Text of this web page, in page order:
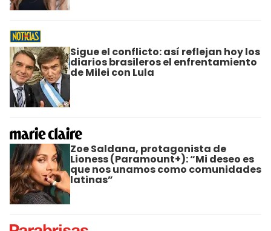
Sigue el conflicto: así reflejan hoy los
diarios brasileros el enfrentamiento
de Milei con Lula
Zoe Saldana, protagonista de
Lioness (Paramount+): “Mi deseo es
que nos unamos como comunidades
latinas”